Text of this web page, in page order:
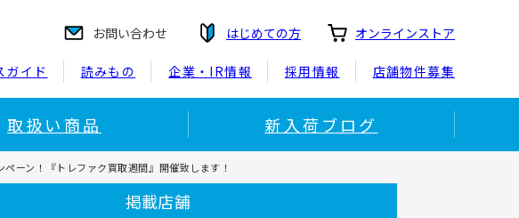
お問い合わせ はじめての方 オンラインストア
ガイド 読みもの 企業・IR情報 採用情報 店舗物件募集
取扱い商品 新入荷ブログ
ーン！『トレファク買取週間』開催致します！
掲載店舗